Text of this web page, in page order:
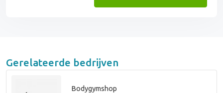
Gerelateerde bedrijven
Bodygymshop